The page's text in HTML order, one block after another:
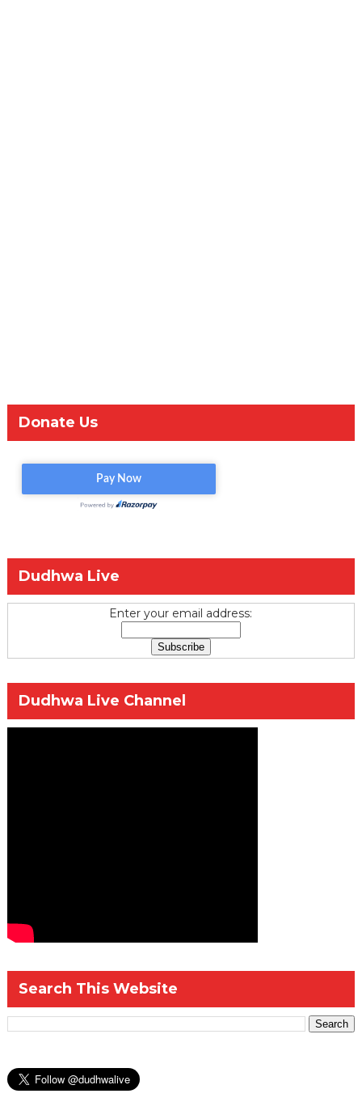
Donate Us
Dudhwa Live
Enter your email address:
Dudhwa Live Channel
Search This Website